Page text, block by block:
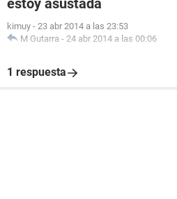
estoy asustada
kimuy - 23 abr 2014 a las 23:53
M Gutarra - 24 abr 2014 a las 00:06
1 respuesta